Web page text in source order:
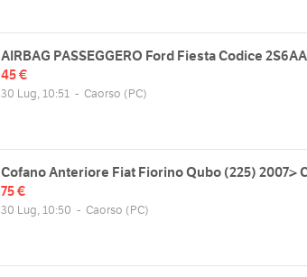
AIRBAG PASSEGGERO Ford Fiesta Codice
45 €
30 Lug, 10:51 - Caorso (PC)
Cofano Anteriore Fiat Fiorino Qubo (225) 2007>
75 €
30 Lug, 10:50 - Caorso (PC)